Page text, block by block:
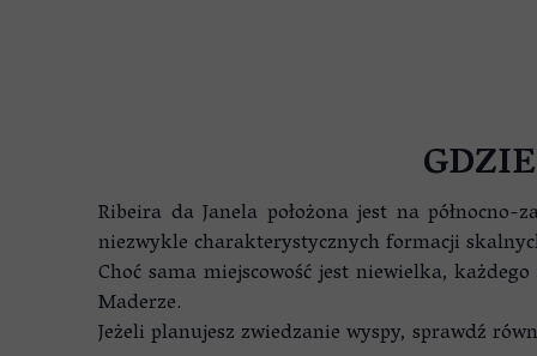
Ribeira da Janela położona jest na
niezwykle charakterystycznych formacji
Choć sama miejscowość jest niewielka,
Maderze.
Jeżeli planujesz zwiedzanie wyspy, sprawdź